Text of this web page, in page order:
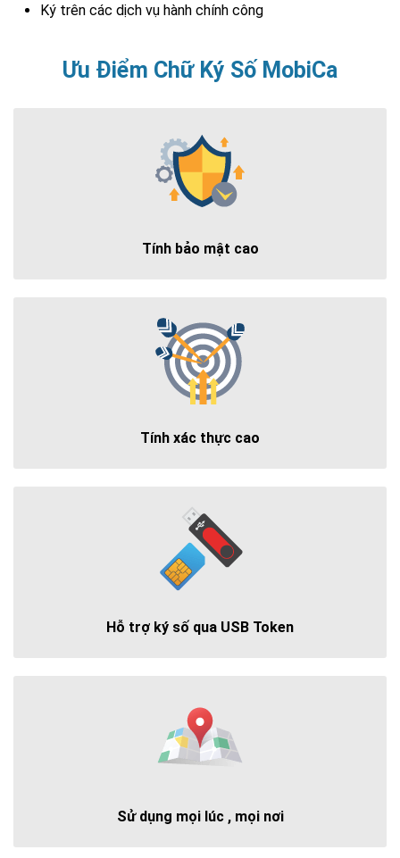
Ký trên các dịch vụ hành chính công
Ưu Điểm Chữ Ký Số MobiCa
Tính bảo mật cao
Tính xác thực cao
Hỗ trợ ký số qua USB Token
Sử dụng mọi lúc , mọi nơi